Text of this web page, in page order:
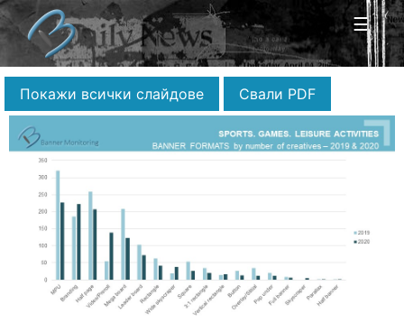
☰
Покажи всички слайдове Свали PDF